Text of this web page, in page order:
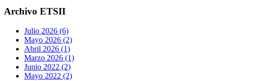
Archivo ETSII
Julio 2026 (6)
Mayo 2026 (2)
Abril 2026 (1)
Marzo 2026 (1)
Junio 2022 (2)
Mayo 2022 (2)